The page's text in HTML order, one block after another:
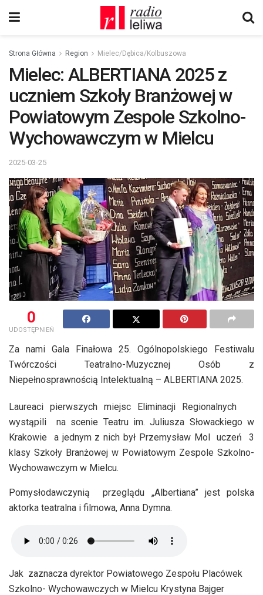
Strona Główna Region Mielec/Dębica/Kolbuszowa
Mielec: ALBERTIANA 2025 z
uczniem Szkoły Branżowej w
Powiatowym Zespole Szkolno-
Wychowawczym w Mielcu
2025-03-25
0
UDOSTĘPNIEŃ
Za nami Gala Finałowa 25. Ogólnopolskiego Festiwalu
Twórczości Teatralno-Muzycznej Osób z
Niepełnosprawnością Intelektualną – ALBERTIANA 2025.
Laureaci pierwszych miejsc Eliminacji Regionalnych
wystąpili na scenie Teatru im. Juliusza Słowackiego w
Krakowie a jednym z nich był Przemysław Mol uczeń 3
klasy Szkoły Branżowej w Powiatowym Zespole Szkolno-
Wychowawczym w Mielcu.
Pomysłodawczynią przeglądu „Albertiana” jest polska
aktorka teatralna i filmowa, Anna Dymna.
Jak zaznacza dyrektor Powiatowego Zespołu Placówek
Szkolno- Wychowawczych w Mielcu Krystyna Bajger